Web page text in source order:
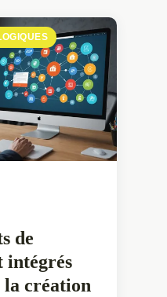
de
intégrés
création